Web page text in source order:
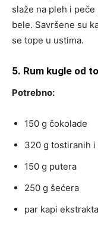
slaže na pleh i peče
bele. Savršene su
se tope u ustima.
5. Rum kugle od
Potrebno:
150 g čokolade
320 g tostiranih
150 g putera
250 g šećera
par kapi